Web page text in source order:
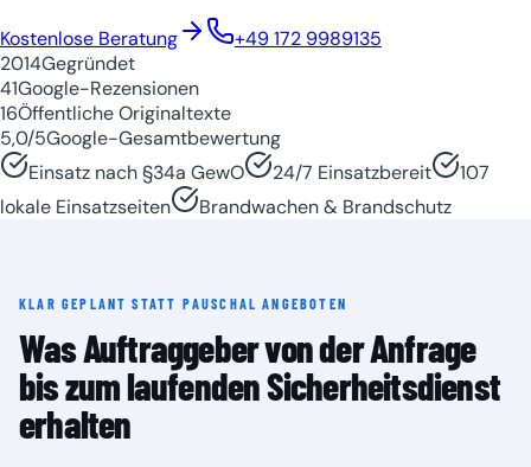
Kostenlose Beratung
+49 172 9989135
2014Gegründet
41Google-Rezensionen
16Öffentliche Originaltexte
5,0/5Google-Gesamtbewertung
Einsatz nach §34a GewO
24/7 Einsatzbereit
107
lokale Einsatzseiten
Brandwachen & Brandschutz
KLAR GEPLANT STATT PAUSCHAL ANGEBOTEN
Was Auftraggeber von der Anfrage
bis zum laufenden Sicherheitsdienst
erhalten